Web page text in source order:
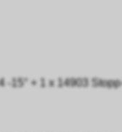
15° + 1 x 14903